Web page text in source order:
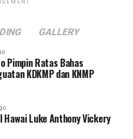
GALLERY
Pimpin Ratas Bahas
KDKMP dan KNMP
Hawai Luke Anthony Vickery